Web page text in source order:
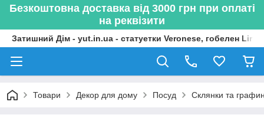
Безкоштовна доставка від 3000 грн при оплаті
на реквізити
Затишний Дім - yut.in.ua - статуетки Veronese, гобелен
Товари Декор для дому Посуд Склянки та